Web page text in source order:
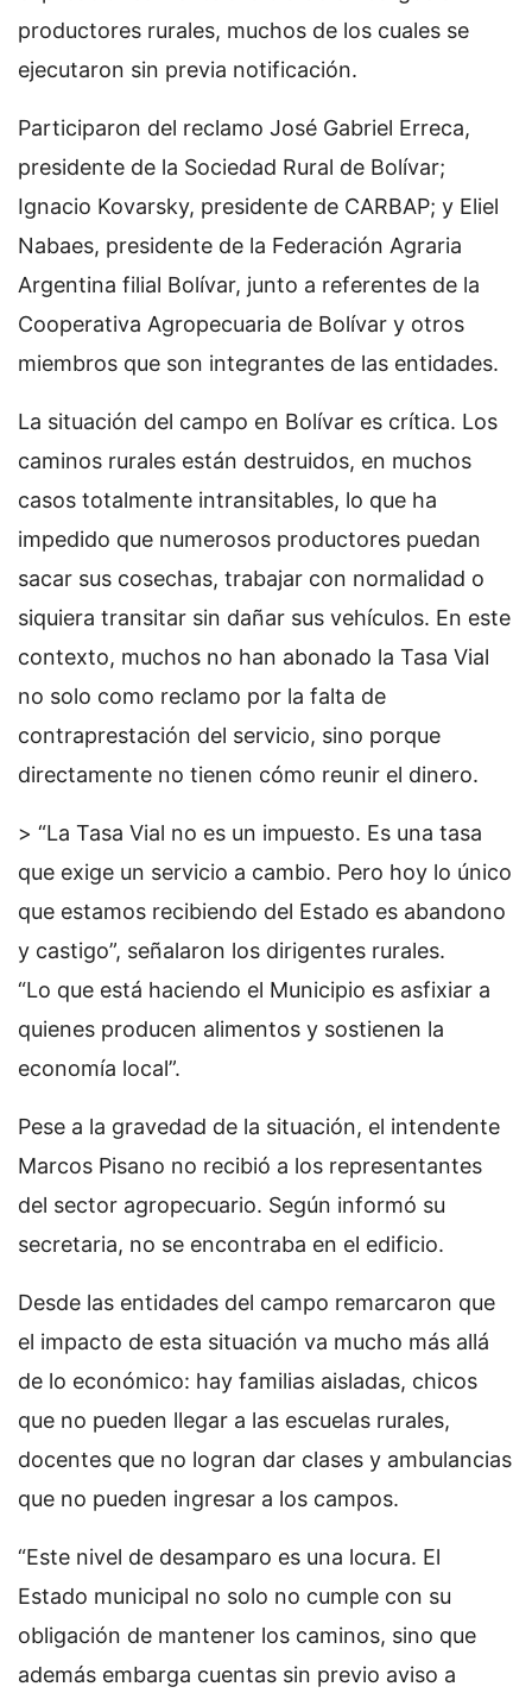
productores rurales, muchos de los cuales se
ejecutaron sin previa notificación.
Participaron del reclamo José Gabriel Erreca,
presidente de la Sociedad Rural de Bolívar;
Ignacio Kovarsky, presidente de CARBAP; y Eliel
Nabaes, presidente de la Federación Agraria
Argentina filial Bolívar, junto a referentes de la
Cooperativa Agropecuaria de Bolívar y otros
miembros que son integrantes de las entidades.
La situación del campo en Bolívar es crítica. Los
caminos rurales están destruidos, en muchos
casos totalmente intransitables, lo que ha
impedido que numerosos productores puedan
sacar sus cosechas, trabajar con normalidad o
siquiera transitar sin dañar sus vehículos. En este
contexto, muchos no han abonado la Tasa Vial
no solo como reclamo por la falta de
contraprestación del servicio, sino porque
directamente no tienen cómo reunir el dinero.
> “La Tasa Vial no es un impuesto. Es una tasa
que exige un servicio a cambio. Pero hoy lo único
que estamos recibiendo del Estado es abandono
y castigo”, señalaron los dirigentes rurales.
“Lo que está haciendo el Municipio es asfixiar a
quienes producen alimentos y sostienen la
economía local”.
Pese a la gravedad de la situación, el intendente
Marcos Pisano no recibió a los representantes
del sector agropecuario. Según informó su
secretaria, no se encontraba en el edificio.
Desde las entidades del campo remarcaron que
el impacto de esta situación va mucho más allá
de lo económico: hay familias aisladas, chicos
que no pueden llegar a las escuelas rurales,
docentes que no logran dar clases y ambulancias
que no pueden ingresar a los campos.
“Este nivel de desamparo es una locura. El
Estado municipal no solo no cumple con su
obligación de mantener los caminos, sino que
además embarga cuentas sin previo aviso a